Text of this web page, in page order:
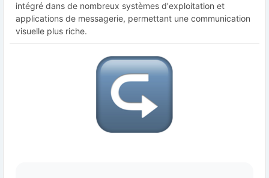
intégré dans de nombreux systèmes d'exploitation et
applications de messagerie, permettant une communication
visuelle plus riche.